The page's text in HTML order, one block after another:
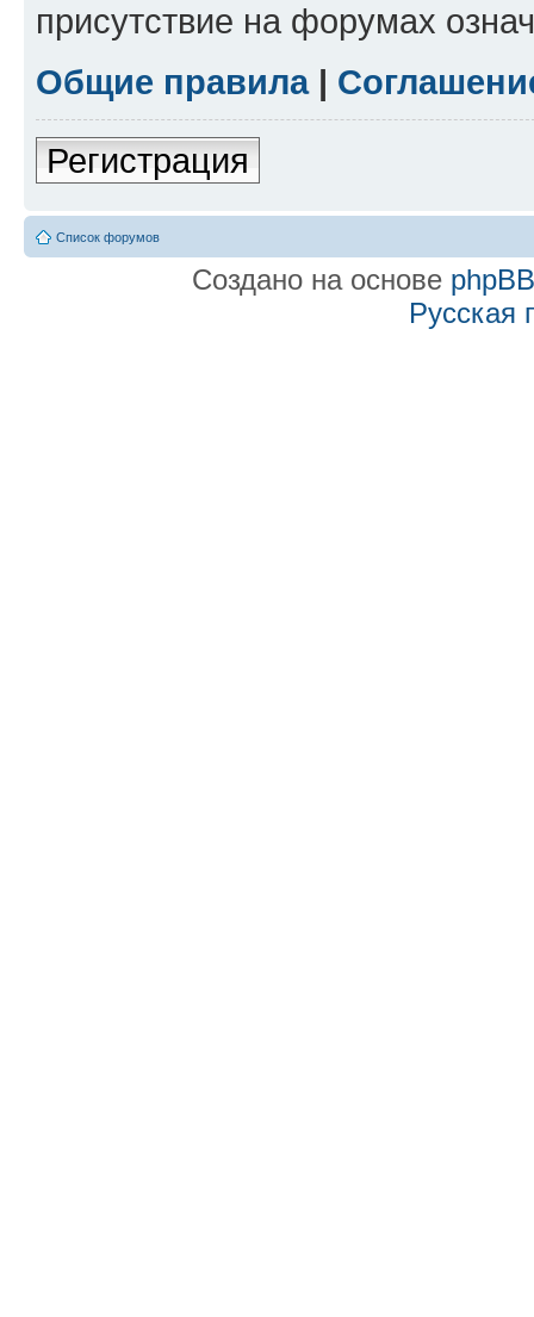
присутствие на форумах
Общие правила|
Регистрация
Список форумов
Создано на основе phpBB
Русская